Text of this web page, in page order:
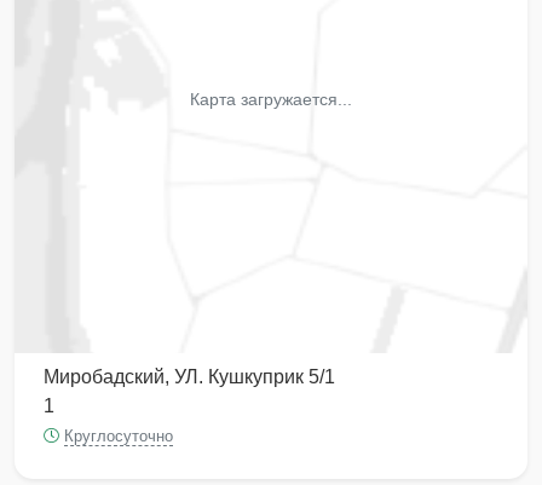
Карта загружается...
Миробадский, УЛ. Кушкуприк 5/1
1
Круглосуточно